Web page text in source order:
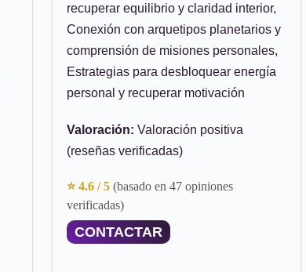
recuperar equilibrio y claridad interior,
Conexión con arquetipos planetarios y
comprensión de misiones personales,
Estrategias para desbloquear energía
personal y recuperar motivación
Valoración: Valoración positiva
(reseñas verificadas)
⭐ 4.6 / 5 (basado en 47 opiniones
verificadas)
CONTACTAR